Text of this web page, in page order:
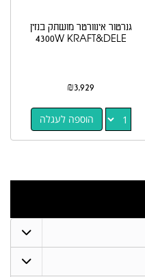
גנרטור אינוורטר מושתק בנזין
4300W KRAFT&DELE
₪3,929
הוספה לעגלה